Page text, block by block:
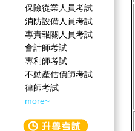
保險從業人員考試
消防設備人員考試
專責報關人員考試
會計師考試
專利師考試
不動產估價師考試
律師考試
more~